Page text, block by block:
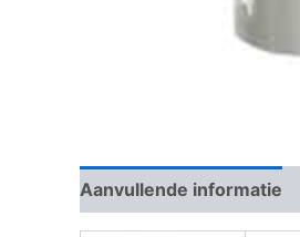
Aanvullende informatie